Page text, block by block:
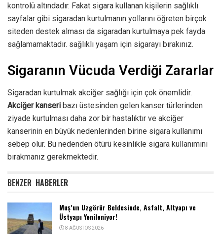
kontrolü altındadır. Fakat sigara kullanan kişilerin sağlıklı
sayfalar gibi sigaradan kurtulmanın yollarını öğreten birçok
siteden destek alması da sigaradan kurtulmaya pek fayda
sağlamamaktadır. sağlıklı yaşam için sigarayı bırakınız.
Sigaranın Vücuda Verdiği Zararlar
Sigaradan kurtulmak akciğer sağlığı için çok önemlidir.
Akciğer kanseri bazı üstesinden gelen kanser türlerinden
ziyade kurtulması daha zor bir hastalıktır ve akciğer
kanserinin en büyük nedenlerinden birine sigara kullanımı
sebep olur. Bu nedenden ötürü kesinlikle sigara kullanımını
bırakmanız gerekmektedir.
BENZER HABERLER
Muş’un Uzgörür Beldesinde, Asfalt, Altyapı ve
Üstyapı Yenileniyor!
8 AĞUSTOS 2026